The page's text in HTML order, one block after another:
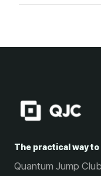
The practical way
Quantum Jump